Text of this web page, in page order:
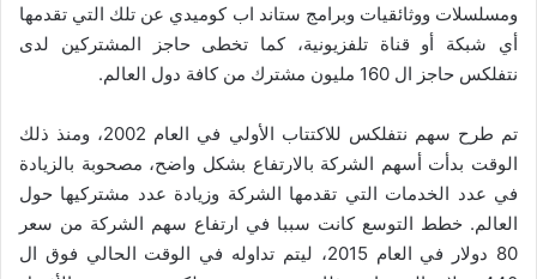
ومسلسلات ووثائقيات وبرامج ستاند اب كوميدي عن تلك التي تقدمها
أي شبكة أو قناة تلفزيونية، كما تخطى حاجز المشتركين لدى
نتفلكس حاجز ال 160 مليون مشترك من كافة دول العالم.
تم طرح سهم نتفلكس للاكتتاب الأولي في العام 2002، ومنذ ذلك
الوقت بدأت أسهم الشركة بالارتفاع بشكل واضح، مصحوبة بالزيادة
في عدد الخدمات التي تقدمها الشركة وزيادة عدد مشتركيها حول
العالم. خطط التوسع كانت سببا في ارتفاع سهم الشركة من سعر
80 دولار في العام 2015، ليتم تداوله في الوقت الحالي فوق ال